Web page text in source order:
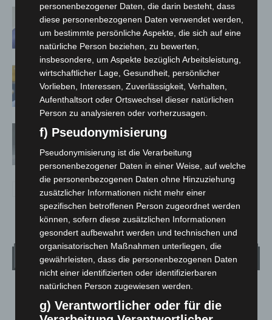
Corona-Schutzmaßnahmen laufen aus
Maskenpflicht im GVH entfällt ab 02.
Februar
Absonderungsverordnung in
aus
Wetter
LANGENHAGEN
Klarer Himmel
personenbezogener Daten, die darin besteht, dass
diese personenbezogenen Daten verwendet werden,
um bestimmte persönliche Aspekte, die sich auf eine
natürliche Person beziehen, zu bewerten,
insbesondere, um Aspekte bezüglich Arbeitsleistung,
wirtschaftlicher Lage, Gesundheit, persönlicher
Vorlieben, Interessen, Zuverlässigkeit, Verhalten,
Aufenthaltsort oder Ortswechsel dieser natürlichen
Person zu analysieren oder vorherzusagen.
f) Pseudonymisierung
Pseudonymisierung ist die Verarbeitung
personenbezogener Daten in einer Weise, auf welche
die personenbezogenen Daten ohne Hinzuziehung
zusätzlicher Informationen nicht mehr einer
spezifischen betroffenen Person zugeordnet werden
können, sofern diese zusätzlichen Informationen
gesondert aufbewahrt werden und technischen und
organisatorischen Maßnahmen unterliegen, die
gewährleisten, dass die personenbezogenen Daten
nicht einer identifizierten oder identifizierbaren
natürlichen Person zugewiesen werden.
g) Verantwortlicher oder für die